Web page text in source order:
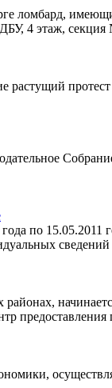
ломбард,
4 этаж,
по